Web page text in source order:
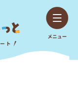
メニュー